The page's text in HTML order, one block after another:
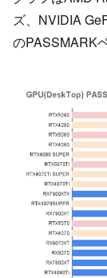
ズ、NVIDIA
のPASSMARK